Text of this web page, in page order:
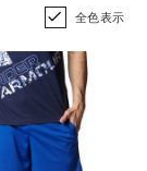
全色表示